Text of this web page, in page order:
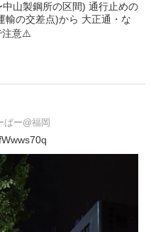
山製鋼所の区間) 通行止めの
輸の交差点)から 大正通・な
注意⚠️
ぱー@福岡